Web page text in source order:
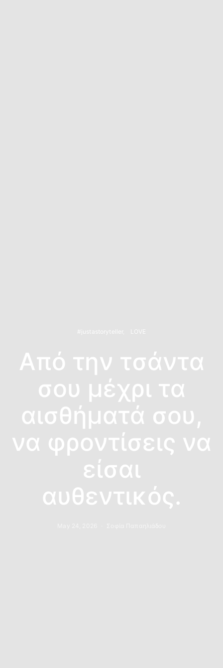
#justastoryteller LOVE
Από την τσάντα
σου μέχρι τα
αισθήματά σου,
να φροντίσεις να
είσαι
αυθεντικός.